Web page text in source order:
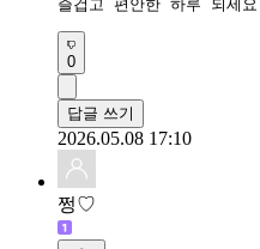
즐겁고 편안한 하루 되세요
0
답글 쓰기
2026.05.08 17:10
쩡♡